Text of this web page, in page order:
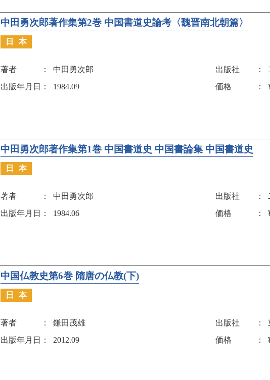
中田勇次郎著作集第2巻 中国書道史論考〈魏晋南北朝篇〉
日本
著者 中田勇次郎 出版社
出版年月日
1984.09 価格
中田勇次郎著作集第1巻 中国書道史 中国書論集 中国書道史
日本
著者 中田勇次郎 出版社
出版年月日
1984.06 価格
中国仏教史第6巻 隋唐の仏教(下)
日本
著者 鎌田茂雄 出版社
出版年月日
2012.09 価格